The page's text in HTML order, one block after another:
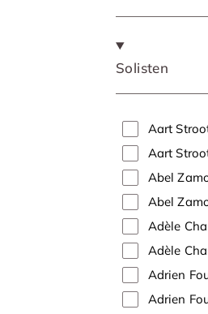
Solisten
Aart
Aart
Abel
Abel
Adèle
Adèle
Adrien
Adrien